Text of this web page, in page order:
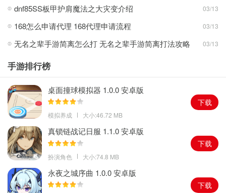
来套用到游戏中；
2.每场比赛分为4个小节，每小节初始设置时间为1.5分钟，玩家可以
3.游戏的整体操作难度比较低，方向键加上两个功能键就可以完美的
控制游戏中的进攻和防守两种不同的场景中的球员动作。
游戏简评
作为一款小容量的篮球模拟类游戏，目前可以选择的球队还是比较
少的，玩家在游戏中只需要经历三场比赛就可以夺得最终的总冠
军，加上每一局比赛的时长不高，玩家可以利用自己的休息时间来
上一场篮球竞技体验，玩家在游戏中如果发现对手的球员身上发红
光的时候，直接贴近抢断，成功概率非常高，玩家可以通过抢断盖
帽等方式来阻止对手的进攻。
dnf85SS板甲护肩魔法之大灾变介绍 03/13
168怎么申请代理 168代理申请流程 03/13
无名之辈手游简离怎么打 无名之辈手游简离打法攻略 03/13
手游排行榜
桌面撞球模拟器 1.0.0 安卓版
模拟养成 大小:46.72 MB
下载
真锁链战记日服 1.1.0 安卓版
扮演角色 大小:74.8 MB
下载
永夜之城序曲 1.0.0 安卓版
下载